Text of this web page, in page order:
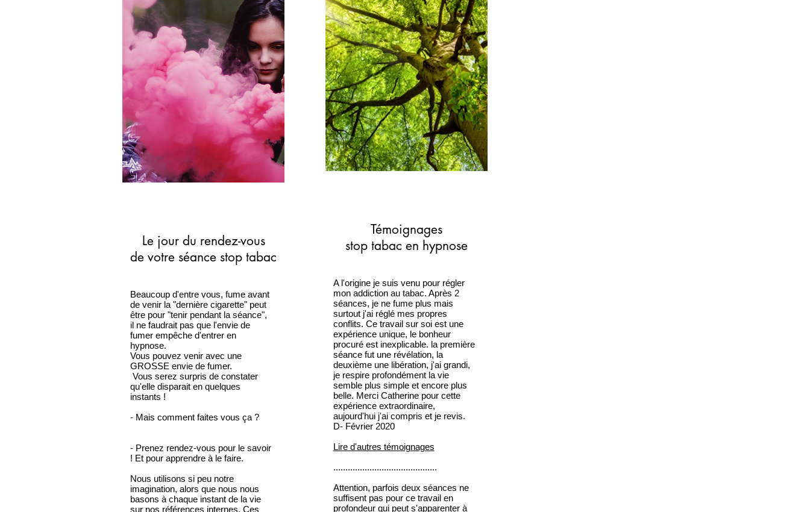
Le jour du rendez-vous
de votre séance stop tabac
Beaucoup d'entre vous, fume avant
de venir la "dernière cigarette" peut
être pour "tenir pendant la séance",
il ne faudrait pas que l'envie de
fumer empêche d'entrer en
hypnose.
Vous pouvez venir avec une
GROSSE envie de fumer.
Vous serez surpris de constater
qu'elle disparait en quelques
instants !
- Mais comment faites vous ça ?
- Prenez rendez-vous pour le savoir
! Et pour apprendre à le faire.
Nous utilisons si peu notre
imagination, alors que nous nous
basons à chaque instant de la vie
sur nos références internes. Ces
Témoignages
stop tabac en hypnose
A l'origine je suis venu pour régler
mon addiction au tabac. Après 2
séances, je ne fume plus mais
surtout j'ai réglé mes propres
conflits. Ce travail sur soi est une
expérience unique, le bonheur
procuré est inexplicable. la première
séance fut une révélation, la
deuxième une libération, j'ai grandi,
je respire profondément la vie
semble plus simple et encore plus
belle. Merci Catherine pour cette
expérience extraordinaire,
aujourd'hui j'ai compris et je revis.
D- Février 2020
Lire d'autres témoignages
...........................................
Attention, parfois deux séances ne
suffisent pas pour ce travail en
profondeur qui peut s'apparenter à